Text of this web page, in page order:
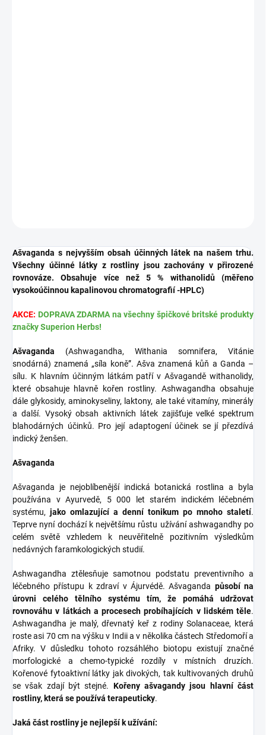
Ašvaganda s nejvyšším obsah účinných látek na našem trhu.
Všechny účinné látky z rostliny jsou zachovány v přirozené
rovnováze. Obsahuje více než 5 % withanolidů (měřeno
vysokoúčinnou kapalinovou chromatografií -HPLC)
AKCE: DOPRAVA ZDARMA na všechny špičkové britské produkty
značky Superion Herbs!
Ašvaganda (Ashwagandha, Withania somnifera, Vitánie
snodárná) znamená „síla koně”. Ašva znamená kůň a Ganda –
sílu. K hlavním účinným látkám patří v Ašvagandě withanolidy,
které obsahuje hlavně kořen rostliny. Ashwagandha obsahuje
dále glykosidy, aminokyseliny, laktony, ale také vitamíny, minerály
a další. Vysoký obsah aktivních látek zajišťuje velké spektrum
blahodárných účinků. Pro její adaptogení účinek se jí přezdívá
indický ženšen.
Ašvaganda
Ašvaganda je nejoblíbenější indická botanická rostlina a byla
používána v Ayurvedě, 5 000 let starém indickém léčebném
systému, jako omlazující a denní tonikum po mnoho staletí.
Teprve nyní dochází k největšímu růstu užívání ashwagandhy po
celém světě vzhledem k neuvěřitelně pozitivním výsledkům
nedávných faramkologických studií.
Ashwagandha ztělesňuje samotnou podstatu preventivního a
léčebného přístupu k zdraví v Ájurvédě. Ašvaganda působí na
úrovni celého tělního systému tím, že pomáhá udržovat
rovnováhu v látkách a procesech probíhajících v lidském těle.
Ashwagandha je malý, dřevnatý keř z rodiny Solanaceae, která
roste asi 70 cm na výšku v Indii a v několika částech Středomoří a
Afriky. V důsledku tohoto rozsáhlého biotopu existují značné
morfologické a chemo-typické rozdíly v místních druzích.
Kořenové fytoaktivní látky jak divokých, tak kultivovaných druhů
se však zdají být stejné. Kořeny ašvagandy jsou hlavní část
rostliny, která se používá terapeuticky.
Jaká část rostliny je nejlepší k užívání: